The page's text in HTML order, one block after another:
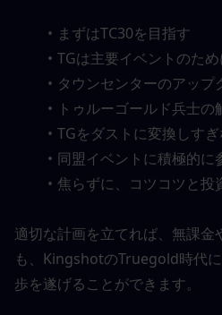
まずはTC30を目指す
TGは主要イベントのた
タウンセンターのアップ
トゥルーゴールド兵士
TGをダストに変換しす
同盟イベントに積極的に
焦らずに、コツコツと投
適切な計画を立てれば、無課
も、KingshotのTruegold時代
歩を遂げることができます。